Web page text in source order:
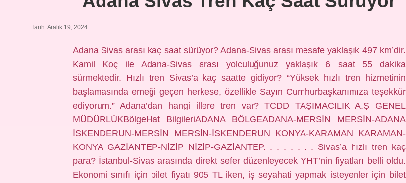
Tarih: Aralık 19, 2024
Adana Sivas arası kaç saat sürüyor? Adana-Sivas arası mesafe yaklaşık 497 km’dir.
Kamil Koç ile Adana-Sivas arası yolculuğunuz yaklaşık 6 saat 55 dakika
sürmektedir. Hızlı tren Sivas’a kaç saatte gidiyor? “Yüksek hızlı tren hizmetinin
başlamasında emeği geçen herkese, özellikle Sayın Cumhurbaşkanımıza teşekkür
ediyorum.” Adana’dan hangi illere tren var? TCDD TAŞIMACILIK A.Ş GENEL
MÜDÜRLÜKBölgeHat BilgileriADANA BÖLGEADANA-MERSİN MERSİN-ADANA
İSKENDERUN-MERSİN MERSİN-İSKENDERUN KONYA-KARAMAN KARAMAN-
KONYA GAZİANTEP-NİZİP NİZİP-GAZİANTEP. . . . . . . . Sivas’a hızlı tren kaç
para? İstanbul-Sivas arasında direkt sefer düzenleyecek YHT’nin fiyatları belli oldu.
Ekonomi sınıfı için bilet fiyatı 905 TL iken, iş seyahati yapmak isteyenler için bilet